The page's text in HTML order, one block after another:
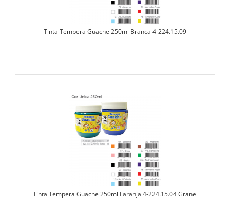
Tinta Tempera Guache 250ml Branca 4-224.15.09
Tinta Tempera Guache 250ml Laranja 4-224.15.04 Granel